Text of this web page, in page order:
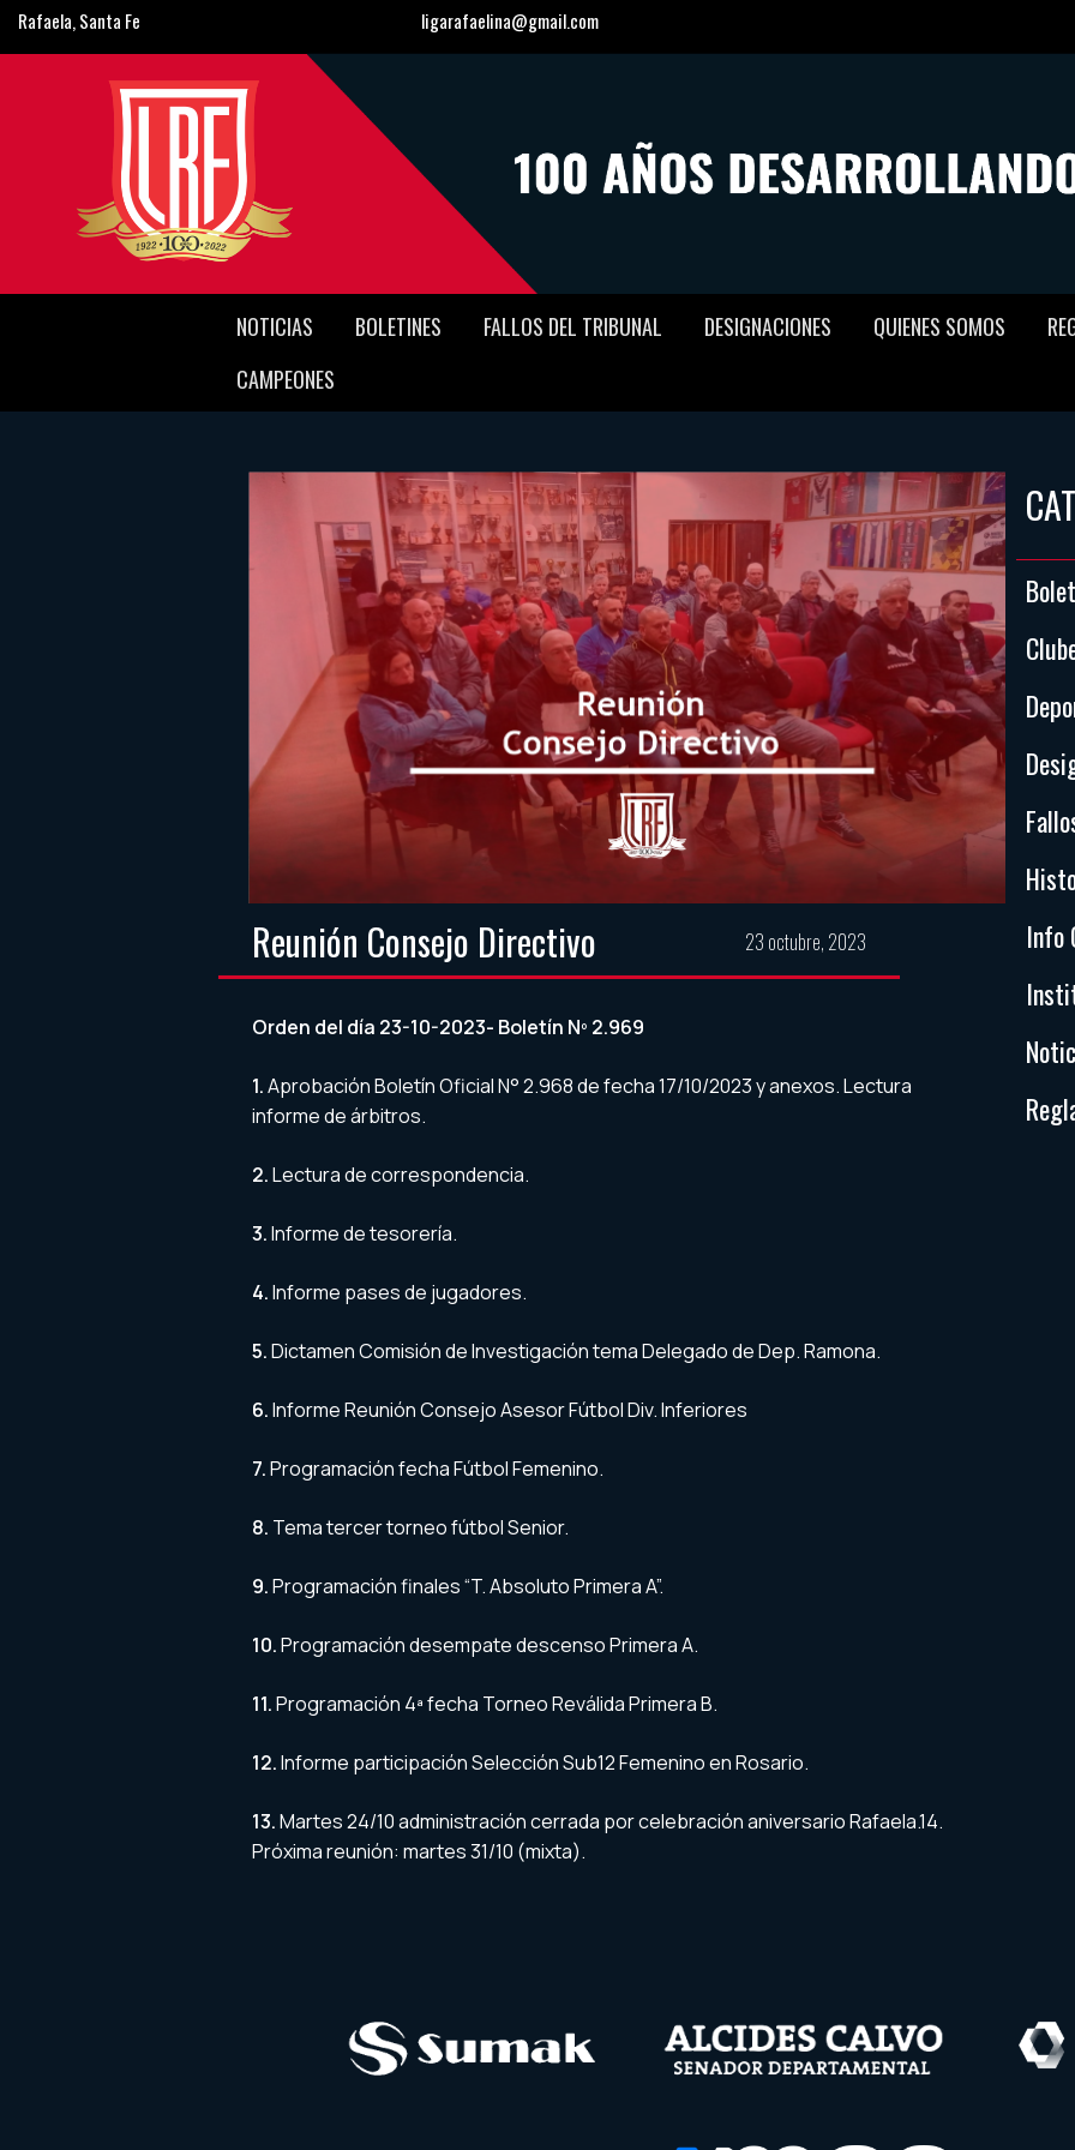
Rafaela, Santa Fe ligarafaelina@gmail.com
NOTICIAS BOLETINES FALLOS DEL TRIBUNAL DESIGNACIONES QUIENES SOMOS
CAMPEONES
Reunión Consejo Directivo 23 octubre, 2023
Orden del día 23-10-2023- Boletín Nº 2.969
1.Aprobación Boletín Oficial N° 2.968 de fecha 17/10/2023 y anexos. Lectura
informe de árbitros.
2.Lectura de correspondencia.
3.Informe de tesorería.
4.Informe pases de jugadores.
5.Dictamen Comisión de Investigación tema Delegado de Dep. Ramona.
6.Informe Reunión Consejo Asesor Fútbol Div. Inferiores
7.Programación fecha Fútbol Femenino.
8. Tema tercer torneo fútbol Senior.
9.Programación finales “T. Absoluto Primera A”.
10.Programación desempate descenso Primera A.
11.Programación 4ª fecha Torneo Reválida Primera B.
12.Informe participación Selección Sub12 Femenino en Rosario.
13.Martes 24/10 administración cerrada por celebración aniversario Rafaela.14.
Próxima reunión: martes 31/10 (mixta).
Info